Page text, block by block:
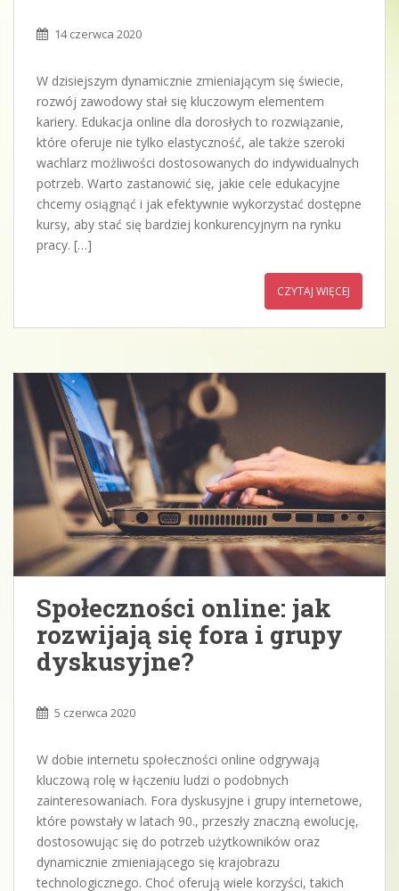
14 czerwca 2020
W dzisiejszym dynamicznie zmieniającym się świecie,
rozwój zawodowy stał się kluczowym elementem
kariery. Edukacja online dla dorosłych to rozwiązanie,
które oferuje nie tylko elastyczność, ale także szeroki
wachlarz możliwości dostosowanych do indywidualnych
potrzeb. Warto zastanowić się, jakie cele edukacyjne
chcemy osiągnąć i jak efektywnie wykorzystać dostępne
kursy, aby stać się bardziej konkurencyjnym na rynku
pracy. […]
CZYTAJ WIĘCEJ
Społeczności online: jak
rozwijają się fora i grupy
dyskusyjne?
5 czerwca 2020
W dobie internetu społeczności online odgrywają
kluczową rolę w łączeniu ludzi o podobnych
zainteresowaniach. Fora dyskusyjne i grupy internetowe,
które powstały w latach 90., przeszły znaczną ewolucję,
dostosowując się do potrzeb użytkowników oraz
dynamicznie zmieniającego się krajobrazu
technologicznego. Choć oferują wiele korzyści, takich